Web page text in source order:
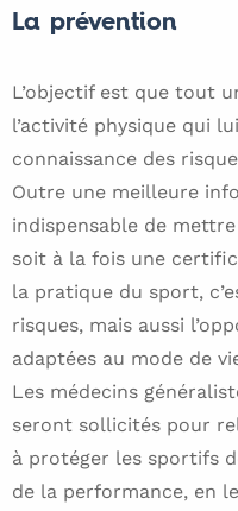
La prévention
L’objectif est que tout
l’activité physique qui
connaissance des
Outre une meilleure
indispensable de
soit à la fois une
la pratique du sport,
risques, mais aussi
adaptées au mode de
Les médecins
seront sollicités pour
à protéger les sportifs
de la performance, en